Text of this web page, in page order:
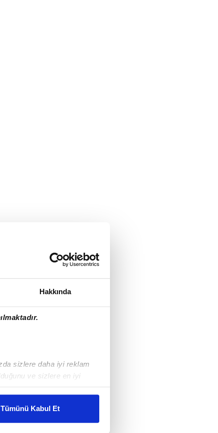
Hakkında
sizlere daha iyi reklam
ve sizlere en iyi
karşılamak
gösterilmeyecektir."
Tümünü Kabul Et